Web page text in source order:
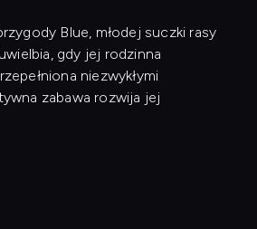
Blue, młodej suczki rasy
gdy jej rodzinna
niezwykłymi
zabawa rozwija jej